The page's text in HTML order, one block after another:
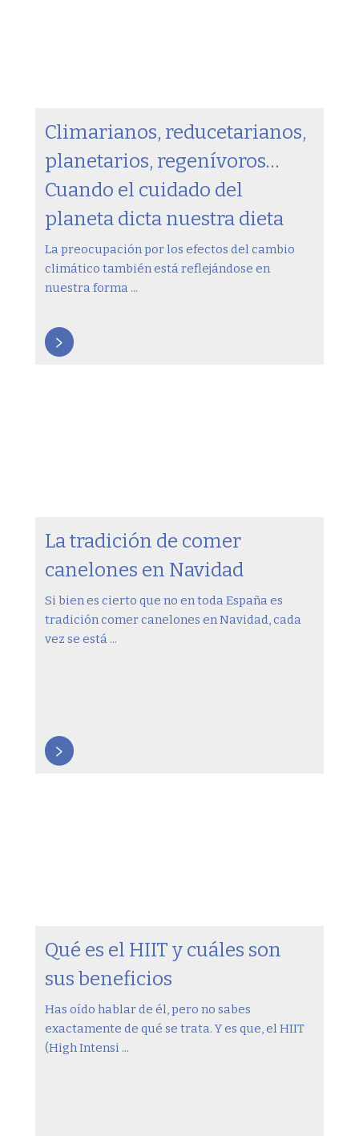
Climarianos, reducetarianos,
planetarios, regenívoros…
Cuando el cuidado del
planeta dicta nuestra dieta
La preocupación por los efectos del cambio
climático también está reflejándose en
nuestra forma ...
>
La tradición de comer
canelones en Navidad
Si bien es cierto que no en toda España es
tradición comer canelones en Navidad, cada
vez se está ...
>
Qué es el HIIT y cuáles son
sus beneficios
Has oído hablar de él, pero no sabes
exactamente de qué se trata. Y es que, el HIIT
(High Intensi ...